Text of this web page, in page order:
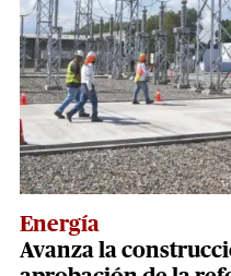
Energía
Avanza la